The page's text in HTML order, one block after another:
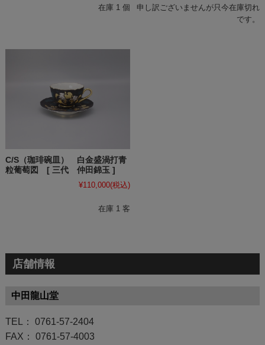
在庫 1 個
申し訳ございませんが只今在庫切れ
です。
C/S（珈琲碗皿） 白金盛渦打青
粒葡萄図 [ 三代 仲田錦玉 ]
¥110,000(税込)
在庫 1 客
店舗情報
中田龍山堂
TEL： 0761-57-2404
FAX： 0761-57-4003